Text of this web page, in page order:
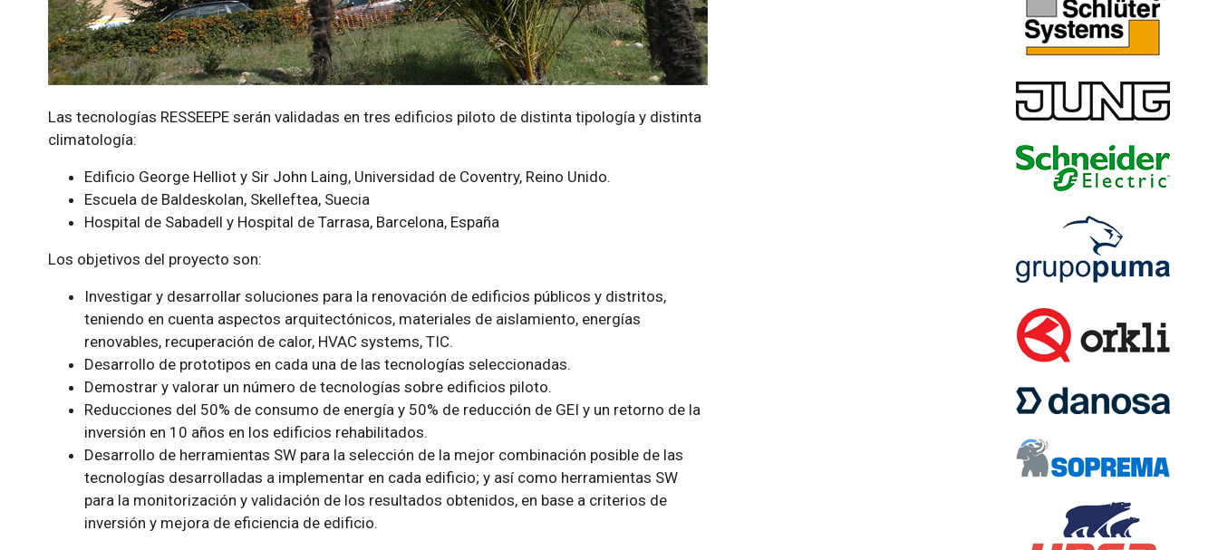
Las tecnologías RESSEEPE serán validadas en tres edificios piloto de distinta tipología y distinta
climatología:
Edificio George Helliot y Sir John Laing, Universidad de Coventry, Reino Unido.
Escuela de Baldeskolan, Skelleftea, Suecia
Hospital de Sabadell y Hospital de Tarrasa, Barcelona, España
Los objetivos del proyecto son:
Investigar y desarrollar soluciones para la renovación de edificios públicos y distritos,
teniendo en cuenta aspectos arquitectónicos, materiales de aislamiento, energías
renovables, recuperación de calor, HVAC systems, TIC.
Desarrollo de prototipos en cada una de las tecnologías seleccionadas.
Demostrar y valorar un número de tecnologías sobre edificios piloto.
Reducciones del 50% de consumo de energía y 50% de reducción de GEI y un retorno de la
inversión en 10 años en los edificios rehabilitados.
Desarrollo de herramientas SW para la selección de la mejor combinación posible de las
tecnologías desarrolladas a implementar en cada edificio; y así como herramientas SW
para la monitorización y validación de los resultados obtenidos, en base a criterios de
inversión y mejora de eficiencia de edificio.